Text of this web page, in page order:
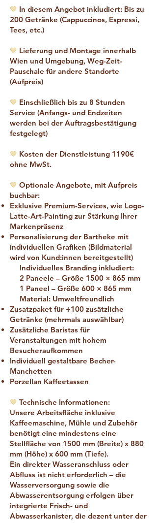
🤎 In diesem Angebot inkludiert: Bis zu
200 Getränke (Cappuccinos, Espressi,
Tees, etc.)
🤎 Lieferung und Montage innerhalb
Wien und Umgebung, Weg-Zeit-
Pauschale für andere Standorte
(Aufpreis)
🤎 Einschließlich bis zu 8 Stunden
Service (Anfangs- und Endzeiten
werden bei der Auftragsbestätigung
festgelegt)
🤎 Kosten der Dienstleistung 1190€
ohne MwSt.
🤎 Optionale Angebote, mit Aufpreis
buchbar:
Exklusive Premium-Services, wie Logo-
Latte-Art-Painting zur Stärkung Ihrer
Markenpräsenz
Personalisierung der Bartheke mit
individuellen Grafiken (Bildmaterial
wird von Kund:innen bereitgestellt)
Individuelles Branding inkludiert:
2 Paneele – Größe 1500 × 865 mm
1 Paneel – Größe 600 × 865 mm
Material: Umweltfreundlich
Zusatzpaket für +100 zusätzliche
Getränke (mehrmals auswählbar)
Zusätzliche Baristas für
Veranstaltungen mit hohem
Besucheraufkommen
Individuell gestaltbare Becher-
Manchetten
Porzellan Kaffeetassen
🤎 Technische Informationen:
Unsere Arbeitsfläche inklusive
Kaffeemaschine, Mühle und Zubehör
benötigt eine mindestens eine
Stellfläche von 1500 mm (Breite) x 880
mm (Höhe) x 600 mm (Tiefe).
Ein direkter Wasseranschluss oder
Abfluss ist nicht erforderlich – die
Wasserversorgung sowie die
Abwasserentsorgung erfolgen über
integrierte Frisch- und
Abwasserkanister, die dezent unter der